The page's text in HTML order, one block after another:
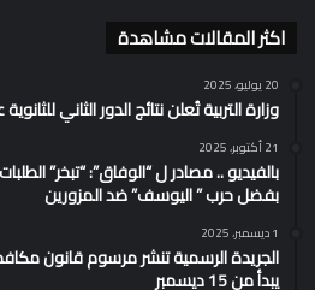
اكثر المقالات مشاهدة
20 يوليو، 2025
وزارة التربية تُعلن نتائج الدور الثاني
21 أكتوبر، 2025
بالفيديو .. مصادر ل “الوفاق”: “تبخر”
بفضل حرب ” اليوسف” ضد المزورين
1 ديسمبر، 2025
الجريدة الرسمية تنشر مرسوم قانون
يبدأ من 15 ديسمبر